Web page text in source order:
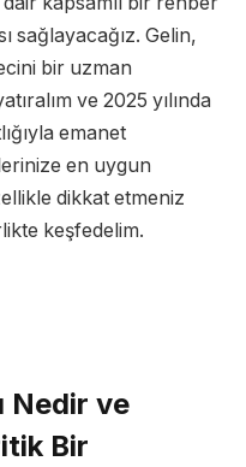
sağlayacağız. Gelin,
bir uzman
ve 2025 yılında
emanet
en uygun
dikkat etmeniz
keşfedelim.
Nedir ve
Bir